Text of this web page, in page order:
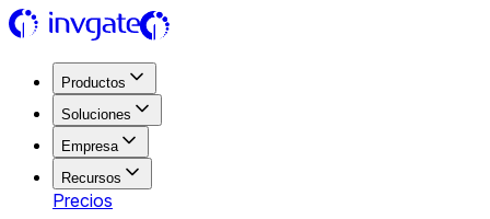
Productos
Soluciones
Empresa
Recursos
Precios